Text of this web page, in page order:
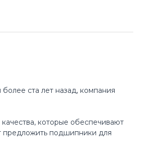
ста лет назад, компания
которые обеспечивают
предложить подшипники для